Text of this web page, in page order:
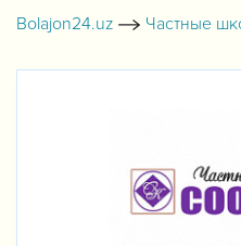
Bolajon24.uz Частные